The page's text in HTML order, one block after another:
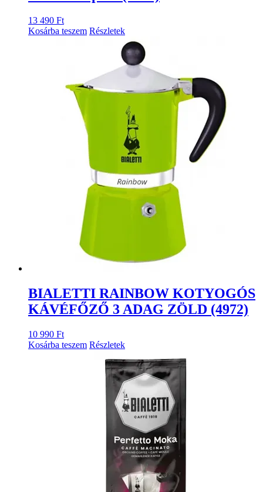
13 490 Ft
Kosárba teszem Részletek
BIALETTI RAINBOW KOTYOGÓS
KÁVÉFŐZŐ 3 ADAG ZÖLD (4972)
10 990 Ft
Kosárba teszem Részletek